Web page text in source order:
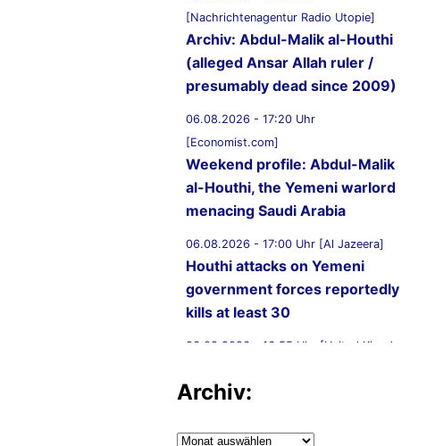
[Nachrichtenagentur Radio Utopie]
Archiv: Abdul-Malik al-Houthi
(alleged Ansar Allah ruler /
presumably dead since 2009)
06.08.2026 - 17:20 Uhr
[Economist.com]
Weekend profile: Abdul-Malik
al-Houthi, the Yemeni warlord
menacing Saudi Arabia
06.08.2026 - 17:00 Uhr [Al Jazeera]
Houthi attacks on Yemeni
government forces reportedly
kills at least 30
06.08.2026 - 16:55 Uhr [United Kingdom
R (on the application of
Secretary of State for the Home
Archiv:
Archiv: